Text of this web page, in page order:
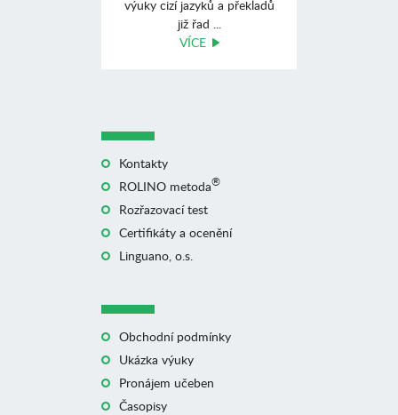
výuky cizí jazyků a překladů
již řad ...
VÍCE
Kontakty
ROLINO metoda®
Rozřazovací test
Certifikáty a ocenění
Linguano, o.s.
Obchodní podmínky
Ukázka výuky
Pronájem učeben
Časopisy